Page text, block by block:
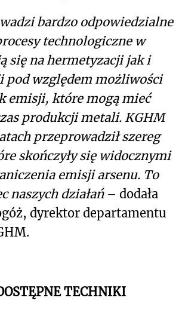
bardzo odpowiedzialne
technologiczne w
się na hermetyzacji jak i
pod względem możliwości
emisji, które mogą mieć
produkcji metali. KGHM
przeprowadził szereg
skończyły się widocznymi
emisji arsenu. To
naszych działań– dodała
dyrektor departamentu
TECHNIKI